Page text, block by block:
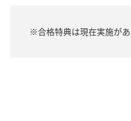
※合格特典は現在実施があ